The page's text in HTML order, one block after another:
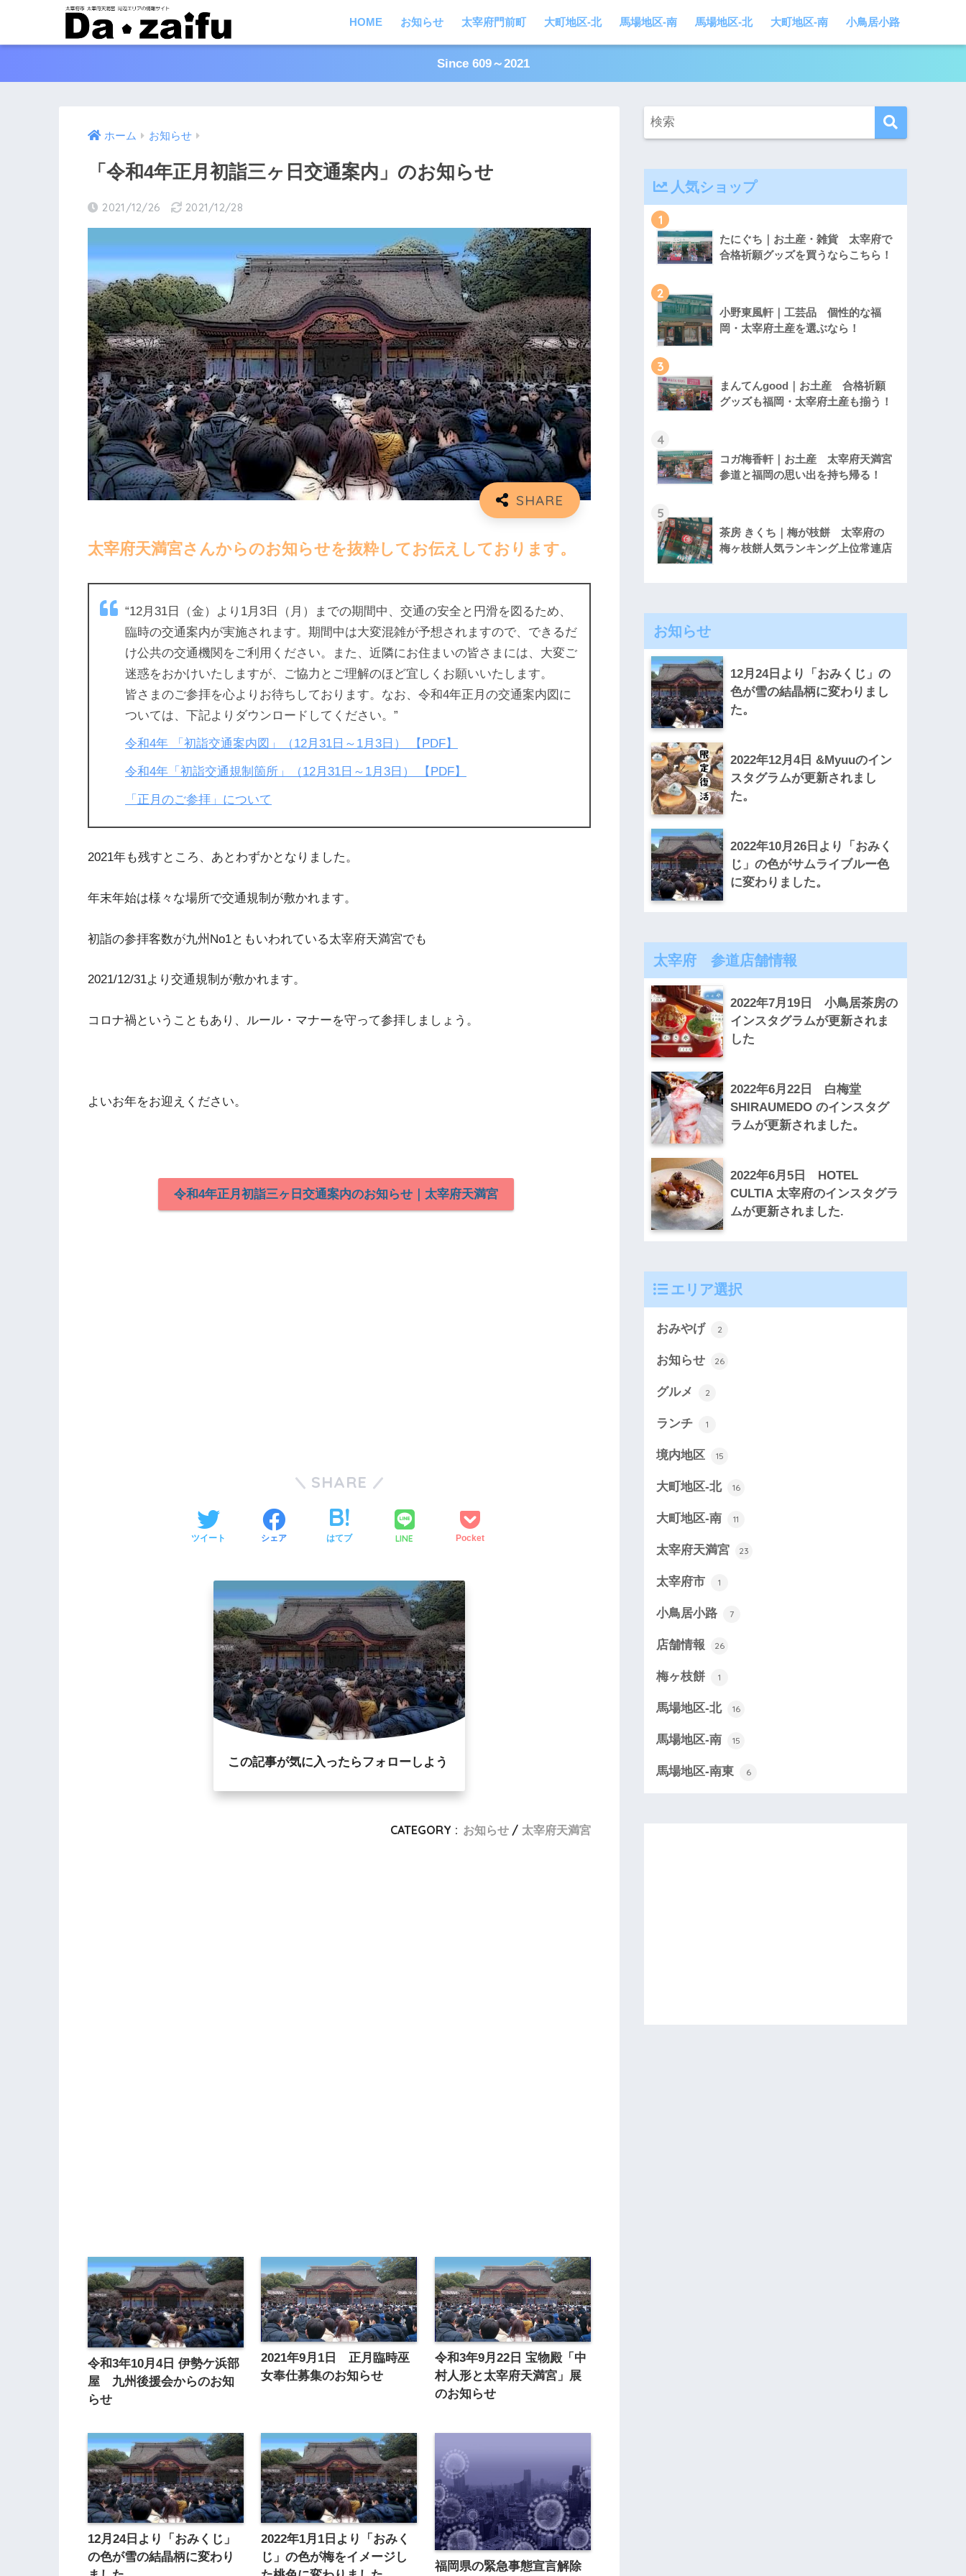
HOME お知らせ 太宰府門前町 大町地区-北 馬場地区-南 馬場地区-北 大町地区-南 小鳥居小路
Since 609～2021
ホーム お知らせ
「令和4年正月初詣三ヶ日交通案内」のお知らせ
2021/12/26 2021/12/28
太宰府天満宮さんからのお知らせを抜粋してお伝えしております。
“12月31日（金）より1月3日（月）までの期間中、交通の安全と円滑を図るため、
臨時の交通案内が実施されます。期間中は大変混雑が予想されますので、できるだ
け公共の交通機関をご利用ください。また、近隣にお住まいの皆さまには、大変ご
迷惑をおかけいたしますが、ご協力とご理解のほど宜しくお願いいたします。
皆さまのご参拝を心よりお待ちしております。なお、令和4年正月の交通案内図に
ついては、下記よりダウンロードしてください。”
令和4年 「初詣交通案内図」（12月31日～1月3日） 【PDF】
令和4年「初詣交通規制箇所」（12月31日～1月3日） 【PDF】
「正月のご参拝」について
2021年も残すところ、あとわずかとなりました。
年末年始は様々な場所で交通規制が敷かれます。
初詣の参拝客数が九州No1ともいわれている太宰府天満宮でも
2021/12/31より交通規制が敷かれます。
コロナ禍ということもあり、ルール・マナーを守って参拝しましょう。
よいお年をお迎えください。
令和4年正月初詣三ヶ日交通案内のお知らせ｜太宰府天満宮
SHARE
ツイート シェア はてブ LINE Pocket
この記事が気に入ったらフォローしよう
CATEGORY : お知らせ 太宰府天満宮
令和3年10月4日 伊勢ケ浜部
屋 九州後援会からのお知
らせ
2021年9月1日 正月臨時巫
女奉仕募集のお知らせ
令和3年9月22日 宝物殿「中
村人形と太宰府天満宮」展
のお知らせ
12月24日より「おみくじ」
の色が雪の結晶柄に変わり
2022年1月1日より「おみく
じ」の色が梅をイメージし
福岡県の緊急事態宣言解除
人気ショップ
1
たにぐち｜お土産・雑貨 太宰府で
合格祈願グッズを買うならこちら！
2
小野東風軒｜工芸品 個性的な福
岡・太宰府土産を選ぶなら！
3
まんてんgood｜お土産 合格祈願
グッズも福岡・太宰府土産も揃う！
4
コガ梅香軒｜お土産 太宰府天満宮
参道と福岡の思い出を持ち帰る！
5
茶房 きくち｜梅が枝餅 太宰府の
梅ヶ枝餅人気ランキング上位常連店
お知らせ
12月24日より「おみくじ」の
色が雪の結晶柄に変わりまし
た。
2022年12月4日 &Myuuのイン
スタグラムが更新されまし
た。
2022年10月26日より「おみく
じ」の色がサムライブルー色
に変わりました。
太宰府 参道店舗情報
2022年7月19日 小鳥居茶房の
インスタグラムが更新されま
した
2022年6月22日 白梅堂
SHIRAUMEDO のインスタグ
ラムが更新されました。
2022年6月5日 HOTEL
CULTIA 太宰府のインスタグラ
ムが更新されました.
エリア選択
おみやげ 2
お知らせ 26
グルメ 2
ランチ 1
境内地区 15
大町地区-北 16
大町地区-南 11
太宰府天満宮 23
太宰府市 1
小鳥居小路 7
店舗情報 26
梅ヶ枝餅 1
馬場地区-北 16
馬場地区-南 15
馬場地区-南東 6